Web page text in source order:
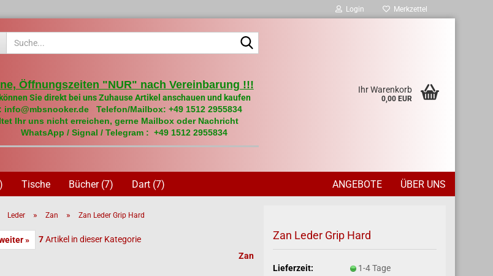
Login Merkzettel
Öffnungszeiten "NUR" nach Vereinbarung !!!
Sie direkt bei uns Zuhause Artikel anschauen und kaufen
info@mbsnooker.de Telefon/Mailbox: +49 1512 2955834
Ihr uns nicht erreichen, gerne Mailbox oder Nachricht
WhatsApp / Signal / Telegram : +49 1512 2955834
Ihr Warenkorb
0,00 EUR
Tische Bücher (7) Dart (7) ANGEBOTE ÜBER UNS
Leder » Zan » Zan Leder Grip Hard
» 7Artikel in dieser Kategorie
Zan
Zan Leder Grip Hard
Lieferzeit: 1-4 Tage